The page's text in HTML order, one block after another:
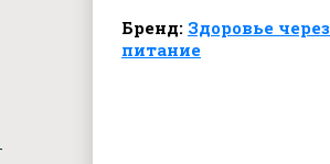
Бренд: Здоровье через
питание